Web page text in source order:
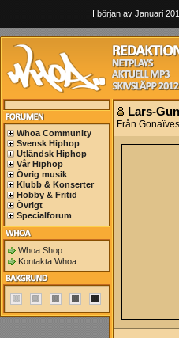
I början av Januari
Whoa Community
Svensk Hiphop
Utländsk Hiphop
Vår Hiphop
Övrig musik
Klubb & Konserter
Hobby & Fritid
Övrigt
Specialforum
Whoa Shop
Kontakta Whoa
Lars-
Från